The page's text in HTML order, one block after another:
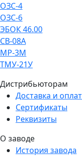
ОЗС-4
ОЗС-6
ЭБОК 46.00
СВ-08А
МР-3М
ТМУ-21У
Дистрибьюторам
Доставка и
Сертификаты
Реквизиты
О заводе
История завода